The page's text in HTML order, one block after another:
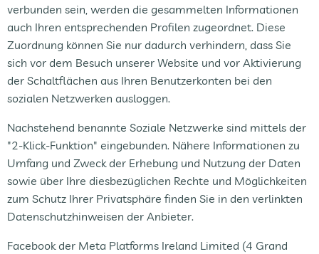
verbunden sein, werden die gesammelten Informationen
auch Ihren entsprechenden Profilen zugeordnet. Diese
Zuordnung können Sie nur dadurch verhindern, dass Sie
sich vor dem Besuch unserer Website und vor Aktivierung
der Schaltflächen aus Ihren Benutzerkonten bei den
sozialen Netzwerken ausloggen.
Nachstehend benannte Soziale Netzwerke sind mittels der
"2-Klick-Funktion" eingebunden. Nähere Informationen zu
Umfang und Zweck der Erhebung und Nutzung der Daten
sowie über Ihre diesbezüglichen Rechte und Möglichkeiten
zum Schutz Ihrer Privatsphäre finden Sie in den verlinkten
Datenschutzhinweisen der Anbieter.
Facebook der Meta Platforms Ireland Limited (4 Grand